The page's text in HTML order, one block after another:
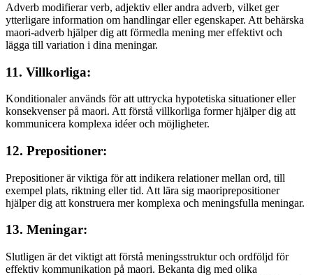
Adverb modifierar verb, adjektiv eller andra adverb, vilket ger
ytterligare information om handlingar eller egenskaper. Att behärska
maori-adverb hjälper dig att förmedla mening mer effektivt och
lägga till variation i dina meningar.
11. Villkorliga:
Konditionaler används för att uttrycka hypotetiska situationer eller
konsekvenser på maori. Att förstå villkorliga former hjälper dig att
kommunicera komplexa idéer och möjligheter.
12. Prepositioner:
Prepositioner är viktiga för att indikera relationer mellan ord, till
exempel plats, riktning eller tid. Att lära sig maoriprepositioner
hjälper dig att konstruera mer komplexa och meningsfulla meningar.
13. Meningar:
Slutligen är det viktigt att förstå meningsstruktur och ordföljd för
effektiv kommunikation på maori. Bekanta dig med olika